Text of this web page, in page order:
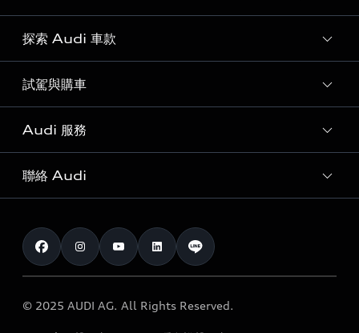
探索 Audi 車款
所有車款
客製化您的 Audi
Audi 純電生活圈
奧迪嚴選中古車
試駕與購車
購車方案
最新優惠
預約試駕 | 多元安心賞車
Audi 經銷商服務據點
Audi 服務
Audi 原廠配件與精品
myAudi TW app
定期保養
保固
聯絡 Audi
訂閱電子報
與我聯繫
© 2025 AUDI AG. All Rights Reserved.